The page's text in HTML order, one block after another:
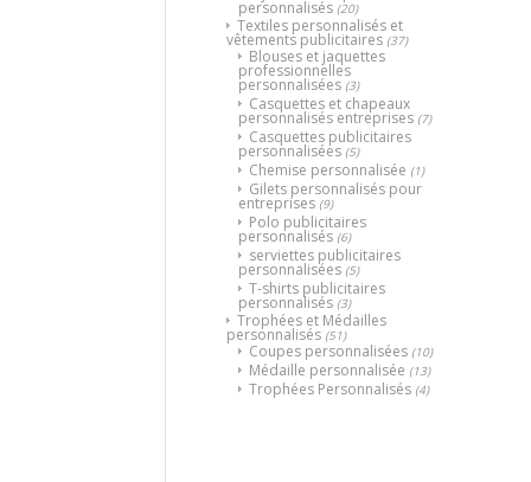
personnalisés (20)
Textiles personnalisés et
vêtements publicitaires (37)
Blouses et jaquettes
professionnelles
personnalisées (3)
Casquettes et chapeaux
personnalisés entreprises (7)
Casquettes publicitaires
personnalisées (5)
Chemise personnalisée (1)
Gilets personnalisés pour
entreprises (9)
Polo publicitaires
personnalisés (6)
serviettes publicitaires
personnalisées (5)
T-shirts publicitaires
personnalisés (3)
Trophées et Médailles
personnalisés (51)
Coupes personnalisées (10)
Médaille personnalisée (13)
Trophées Personnalisés (4)